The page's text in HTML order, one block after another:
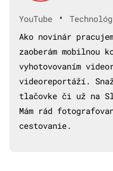
YouTube •
Ako novinár
zaoberám mobilnou
vyhotovovaním
videoreportáží.
tlačovke či už na
Mám rád
cestovanie.